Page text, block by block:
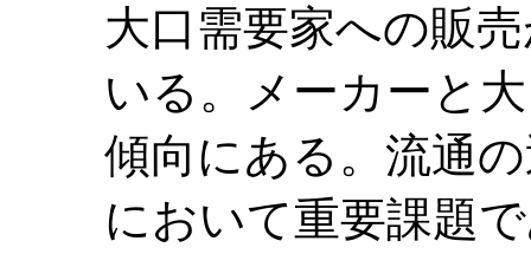
大口需要家への販
いる。メーカーと
傾向にある。流通
において重要課題